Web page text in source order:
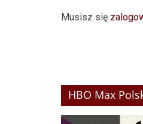
Musisz się
HBO Max